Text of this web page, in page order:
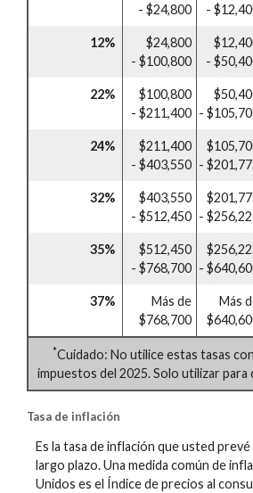
- $24,800
-
12%
$24,800
- $100,800
-
22%
$100,800
- $211,400 -
24%
$211,400
- $403,550 -
32%
$403,550
- $512,450 -
35%
$512,450
- $768,700 -
37%
Más de
$768,700
Más
*Cuidado: No utilice estas tasas
impuestos del 2025. Solo utilizar para
Tasa de inflación
Es la tasa de inflación que usted
largo plazo. Una medida común de
Unidos es el Índice de precios al